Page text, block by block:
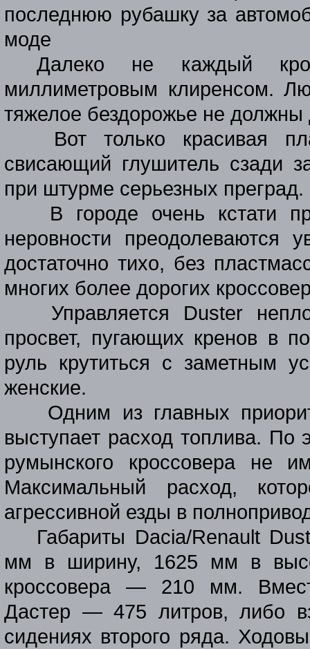
последнюю рубашку за
моде
Далеко не каждый
миллиметровым клиренсом.
тяжелое бездорожье не должны
Вот только красивая
свисающий глушитель сзади
при штурме серьезных преград.
В городе очень кстати
неровности преодолеваются
достаточно тихо, без
многих более дорогих
Управляется Duster
просвет, пугающих кренов в
руль крутиться с заметным
женские.
Одним из главных
выступает расход топлива. По
румынского кроссовера не
Максимальный расход,
агрессивной езды в
Габариты Dacia/Renault
мм в ширину, 1625 мм в
кроссовера — 210 мм.
Дастер — 475 литров, либо
сидениях второго ряда.